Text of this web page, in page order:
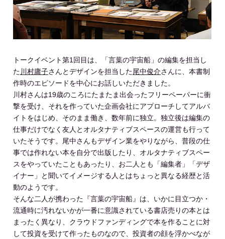
トークイベント第1回目は、「言葉の宇宙船」の編集を担当し
た 川村庸子さんとデザインを担当した尾中俊介さんに、本書制
作時のエピソードを中心にお話しいただきました。
川村さんは19歳のころにたまたま出会ったフリーペーパーに衝
撃を受け、それを作っていた企画会社にアプローチしてアルバ
イトをはじめ、そのまま働き、数年前に独立。独立後は編集の
仕事だけでなく友人とオルタナティブスペースの運営も行って
いたそうです。尾中さんもデザイン業をやりながら、普段の仕
事では作れない本を自分で出版したり、オルタナティブスペー
スをやっていたこともあったり、お二人とも「編集者」「デザ
イナー」と聞いてイメージする人とはちょっと異なる経歴と活
動のようです。
そんな二人が携わった『言葉の宇宙船』は、いかに目立つか・
流通時に汚れないかが一番に意識されている書店売りの本とは
まったく異なり、クラウドファンディングで本を作ることに対
して投資を受けて作ったものなので、投資者の顔を浮かべなが